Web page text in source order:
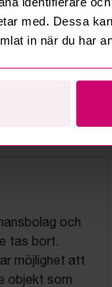
med. Dessa
in när du har
och
tas bort.
möjlighet att
objekt som